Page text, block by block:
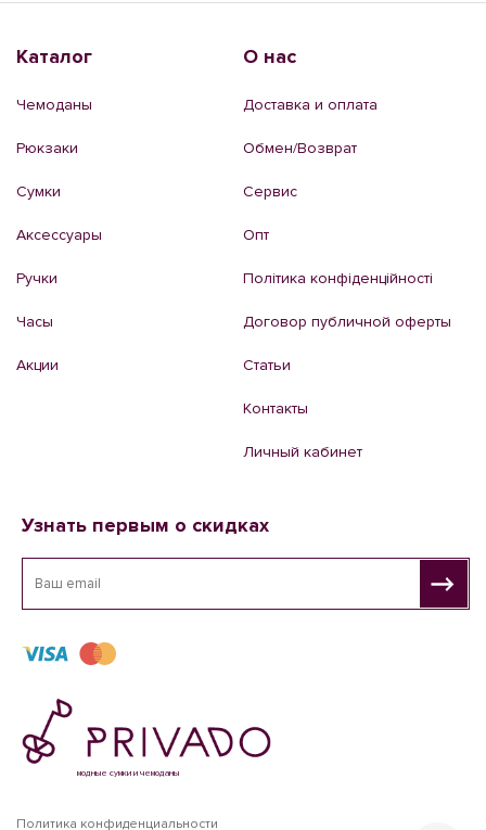
Каталог
Чемоданы
Рюкзаки
Сумки
Аксессуары
Ручки
Часы
Акции
О нас
Доставка и оплата
Обмен/Возврат
Сервис
Опт
Політика конфіденційності
Договор публичной оферты
Статьи
Контакты
Личный кабинет
Узнать первым о скидках
модные сумки и чемоданы
Политика конфиденциальности